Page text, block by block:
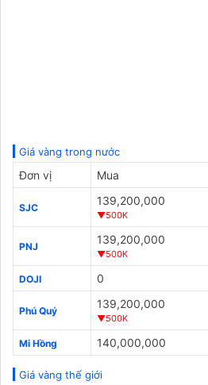
Giá vàng trong nước
Đơn vị Mua
SJC
139,200,000
▼500K
PNJ
139,200,000
▼500K
DOJI 0
Phú Quý
139,200,000
▼500K
Mi Hồng 140,000,000
Giá vàng thế giới